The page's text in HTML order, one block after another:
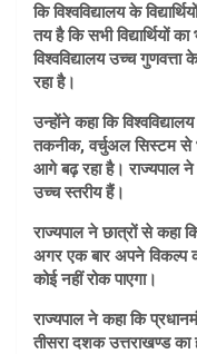
कि विश्वविद्यालय के
तय है कि सभी विद्यार्थियों
विश्वविद्यालय उच्च
रहा है।
उन्होंने कहा कि
तकनीक, वर्चुअल सिस्टम से
आगे बढ़ रहा है। राज्यपाल ने
उच्च स्तरीय हैं।
राज्यपाल ने छात्रों से कहा
अगर एक बार अपने विकल्प
कोई नहीं रोक पाएगा।
राज्यपाल ने कहा कि
तीसरा दशक उत्तराखण्ड का